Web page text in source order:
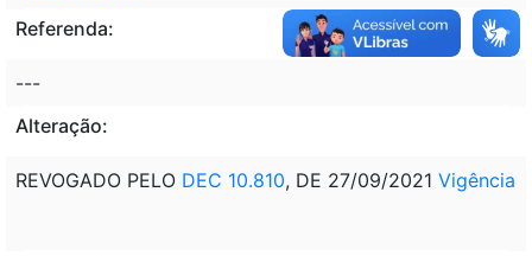
Referenda:
---
Alteração:
REVOGADO PELO DEC 10.810, DE 27/09/2021 Vigência